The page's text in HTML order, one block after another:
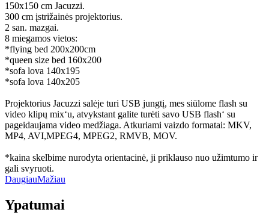
150x150 cm Jacuzzi.
300 cm įstrižainės projektorius.
2 san. mazgai.
8 miegamos vietos:
*flying bed 200x200cm
*queen size bed 160x200
*sofa lova 140x195
*sofa lova 140x205
Projektorius Jacuzzi salėje turi USB jungtį, mes siūlome flash su
video klipų mix‘u, atvykstant galite turėti savo USB flash‘ su
pageidaujama video medžiaga. Atkuriami vaizdo formatai: MKV,
MP4, AVI,MPEG4, MPEG2, RMVB, MOV.
*kaina skelbime nurodyta orientacinė, ji priklauso nuo užimtumo ir
gali svyruoti.
DaugiauMažiau
Ypatumai